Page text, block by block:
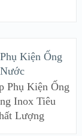
Phụ Kiện Ống
Nước
Phụ Kiện Ống
Inox Tiêu
Lượng